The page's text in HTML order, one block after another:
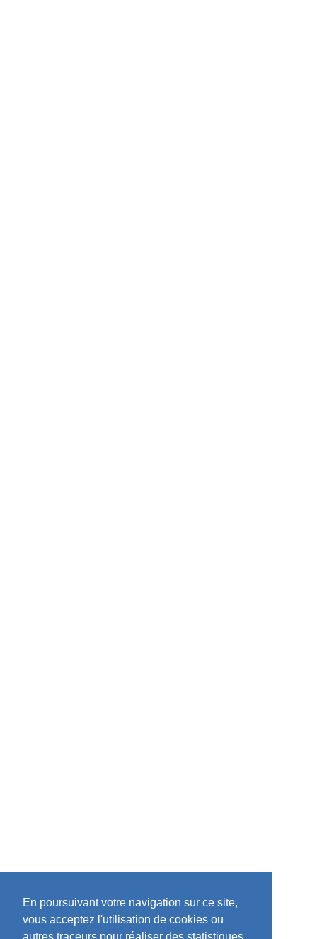
En poursuivant votre navigation sur ce site,
vous acceptez l'utilisation de cookies ou